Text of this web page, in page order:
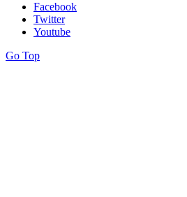
Facebook
Twitter
Youtube
Go Top